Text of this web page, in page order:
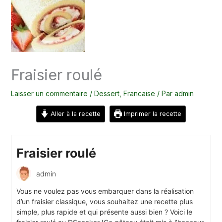
Fraisier roulé
Laisser un commentaire / Dessert, Francaise / Par admin
Aller à la recette Imprimer la recette
Fraisier roulé
admin
Vous ne voulez pas vous embarquer dans la réalisation
d’un fraisier classique, vous souhaitez une recette plus
simple, plus rapide et qui présente aussi bien ? Voici le